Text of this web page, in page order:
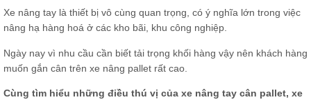
Xe nâng tay là thiết bị vô cùng quan trọng, có ý nghĩa lớn trong việc
nâng hạ hàng hoá ở các kho bãi, khu công nghiệp.
Ngày nay vì nhu cầu cần biết tải trọng khối hàng vậy nên khách hàng
muốn gắn cân trên xe nâng pallet rất cao.
Cùng tìm hiểu những điều thú vị của xe nâng tay cân pallet, xe